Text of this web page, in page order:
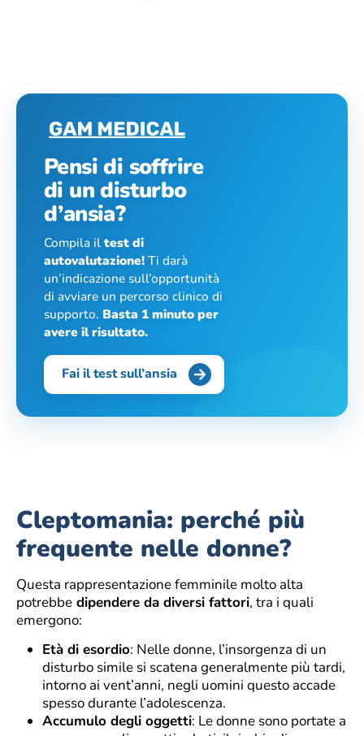
Pensi di soffrire
di un disturbo
d’ansia?
Compila iltest di
autovalutazione!Ti darà
un’indicazione sull’opportunità
di avviare un percorso clinico di
supporto. Basta 1 minuto per
avere il risultato.
Fai il test sull’ansia
Cleptomania: perché più
frequente nelle donne?
Questa rappresentazione femminile molto alta
potrebbe dipendere da diversi fattori, tra i quali
emergono:
Età di esordio: Nelle donne, l’insorgenza di un
disturbo simile si scatena generalmente più tardi,
intorno ai vent’anni, negli uomini questo accade
spesso durante l’adolescenza.
Accumulo degli oggetti: Le donne sono portate a